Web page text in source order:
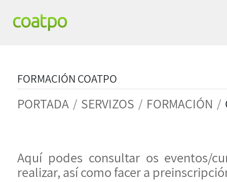
FORMACIÓN COATPO
PORTADA SERVIZOS FORMACIÓN
Aquí podes consultar os eventos/
realizar, así como facer a